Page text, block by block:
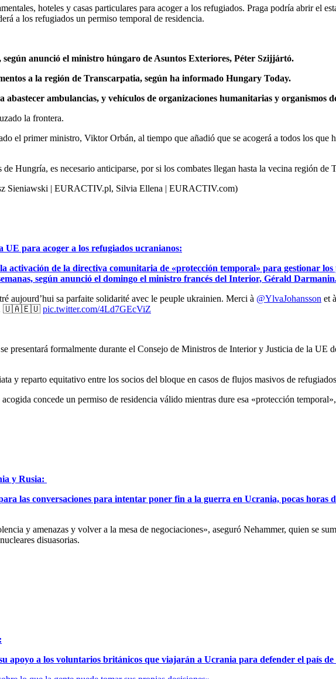
hoteles y casas particulares para acoger a los refugiados. Praga podría abrir el
a los refugiados un permiso temporal de residencia.
anunció el ministro húngaro de Asuntos Exteriores, Péter Szijjártó.
a la región de Transcarpatia, según ha informado Hungary Today.
ambulancias, y vehículos de organizaciones humanitarias y organismos
la frontera.
el primer ministro, Viktor Orbán, al tiempo que añadió que se acogerá a todos los que
Hungría, es necesario anticiparse, por si los combates llegan hasta la vecina región de
Sieniawski | EURACTIV.pl, Silvia Ellena | EURACTIV.com)
para acoger a los refugiados ucranianos:
activación de la directiva comunitaria de «protección temporal» para gestionar
según anunció el domingo el ministro francés del Interior, Gérald
aujourd’hui sa parfaite solidarité avec le peuple ukrainien. Merci à @YlvaJohansson et
🇺🇦🇪🇺 pic.twitter.com/4Ld7GEcViZ
presentará formalmente durante el Consejo de Ministros de Interior y Justicia de la UE
y reparto equitativo entre los socios del bloque en casos de flujos masivos de
concede un permiso de residencia válido mientras dure esa «protección
y Rusia:
las conversaciones para intentar poner fin a la guerra en Ucrania, pocas horas
y amenazas y volver a la mesa de negociaciones», aseguró Nehammer, quien se
disuasorias.
a los voluntarios británicos que viajarán a Ucrania para defender el país